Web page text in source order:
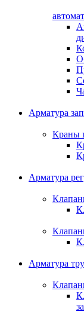
Арматура
Краны
Арматура
Арматура